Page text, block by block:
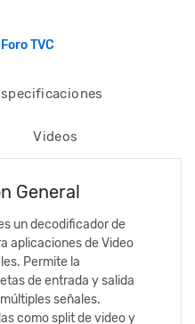
TVC
Videos
General
un decodificador de
aplicaciones de Video
Permite la
de entrada y salida
señales.
como split de video y